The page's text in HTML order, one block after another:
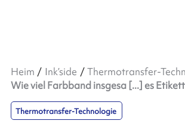
Heim Ink’side
Thermotransfer-
Wie viel Farbband insgesa [...] es
Thermotransfer-Technologie